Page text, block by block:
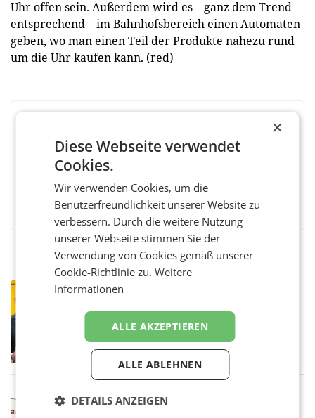
Uhr offen sein. Außerdem wird es – ganz dem Trend
entsprechend – im Bahnhofsbereich einen Automaten
geben, wo man einen Teil der Produkte nahezu rund
um die Uhr kaufen kann. (red)
FacebookTwitterMessengerWhatsAppLinkedInXING Teilen
PRIMENEWS
ersten Halbjahr trotz schwachem
Briefgeschäft
WIEN Die Österreichische Post AG hat im
ersten Halbjahr 2026 einen Konzernumsatz
von 1.544,0 Mio. EUR erwirtschaftet, was
einem Plus von 3,8 Prozent gegenüber dem
×
Diese Webseite verwendet
Cookies.
Wir verwenden Cookies, um die
Benutzerfreundlichkeit unserer Website zu
verbessern. Durch die weitere Nutzung
unserer Webseite stimmen Sie der
Verwendung von Cookies gemäß unserer
Cookie-Richtlinie zu.Weitere
Informationen
ALLE AKZEPTIEREN
ALLE ABLEHNEN
DETAILS ANZEIGEN